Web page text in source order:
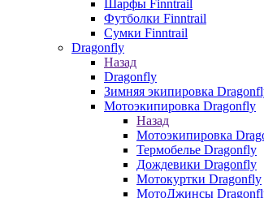
Шарфы Finntrail
Футболки Finntrail
Сумки Finntrail
Dragonfly
Назад
Dragonfly
Зимняя экипировка
Мотоэкипировка Dragonfly
Назад
Мотоэкипировка
Термобелье Dragonfly
Дождевики Dragonfly
Мотокуртки Dragonfly
МотоДжинсы